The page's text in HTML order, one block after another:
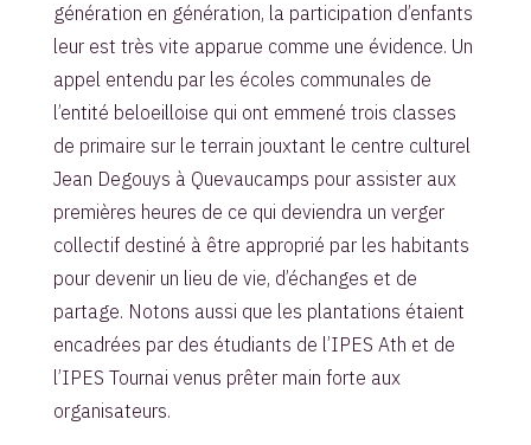
génération en génération, la participation d’enfants
leur est très vite apparue comme une évidence. Un
appel entendu par les écoles communales de
l’entité beloeilloise qui ont emmené trois classes
de primaire sur le terrain jouxtant le centre culturel
Jean Degouys à Quevaucamps pour assister aux
premières heures de ce qui deviendra un verger
collectif destiné à être approprié par les habitants
pour devenir un lieu de vie, d’échanges et de
partage. Notons aussi que les plantations étaient
encadrées par des étudiants de l’IPES Ath et de
l’IPES Tournai venus prêter main forte aux
organisateurs.